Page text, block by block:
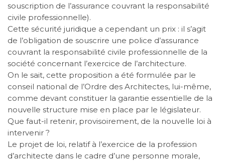
souscription de l’assurance couvrant la responsabilité
civile professionnelle).
Cette sécurité juridique a cependant un prix : il s’agit
de l’obligation de souscrire une police d’assurance
couvrant la responsabilité civile professionnelle de la
société concernant l’exercice de l’architecture.
On le sait, cette proposition a été formulée par le
conseil national de l’Ordre des Architectes, lui-même,
comme devant constituer la garantie essentielle de la
nouvelle structure mise en place par le législateur.
Que faut-il retenir, provisoirement, de la nouvelle loi à
intervenir ?
Le projet de loi, relatif à l’exercice de la profession
d’architecte dans le cadre d’une personne morale,